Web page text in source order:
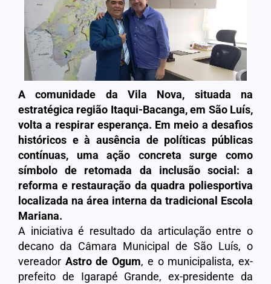
A comunidade da Vila Nova, situada na
estratégica região Itaqui-Bacanga, em São Luís,
volta a respirar esperança. Em meio a desafios
históricos e à ausência de políticas públicas
contínuas, uma ação concreta surge como
símbolo de retomada da inclusão social: a
reforma e restauração da quadra poliesportiva
localizada na área interna da tradicional Escola
Mariana.
A iniciativa é resultado da articulação entre o
decano da Câmara Municipal de São Luís, o
vereador Astro de Ogum, e o municipalista, ex-
prefeito de Igarapé Grande, ex-presidente da